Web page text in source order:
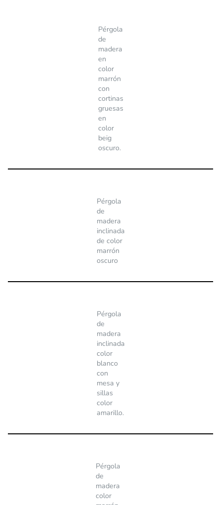
Pérgola
de
madera
en
color
marrón
con
cortinas
gruesas
en
color
beig
oscuro.
Pérgola
de
madera
inclinada
de color
marrón
oscuro
Pérgola
de
madera
inclinada
color
blanco
con
mesa y
sillas
color
amarillo.
Pérgola
de
madera
color